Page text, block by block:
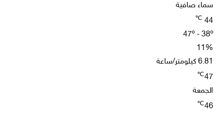
سماء صافية
44
℃
47º - 38º
11%
6.81 كيلومتر/ساعة
47
℃
الجمعة
46
℃